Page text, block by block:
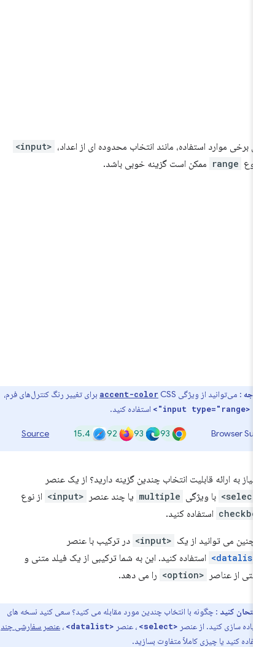
برخی موارد استفاده، مانند انتخاب محدوده ای از اعداد، <input>
range ممکن است گزینه خوبی باشد.
: می‌توانید از ویژگی accent-colorCSS برای تغییر رنگ کنترل‌های فرم،
استفاده کنید.
Browser
93
93
92
15.4
Source
نیاز به ارائه قابلیت انتخاب چندین گزینه دارید؟ از یک عنصر
با ویژگی multiple یا چند عنصر <input> از نوع
استفاده کنید.
می توانید از یک <input> در ترکیب با عنصر
استفاده کنید. این به شما ترکیبی از یک فیلد متنی و
از عناصر <option> را می دهد.
امتحان کنید : چگونه با انتخاب چندین مورد مقابله می کنید؟ سعی کنید نسخه های
سازی کنید. از عنصر<select> ، عنصر<datalist> ،عنصر سفارشی چند
کنید یا چیزی کاملاً متفاوت بسازید.